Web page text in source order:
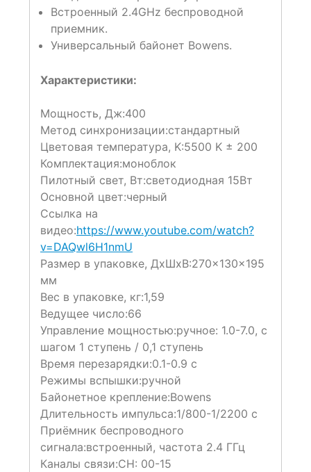
Встроенный 2.4GHz беспроводной
приемник.
Универсальный байонет Bowens.
Характеристики:
Мощность, Дж:400
Метод синхронизации:стандартный
Цветовая температура, K:5500 K ± 200
Комплектация:моноблок
Пилотный свет, Вт:светодиодная 15Вт
Основной цвет:черный
Cсылка на
видео:https://www.youtube.com/watch?
v=DAQwl6H1nmU
Размер в упаковке, ДxШxВ:270×130×195
мм
Вес в упаковке, кг:1,59
Ведущее число:66
Управление мощностью:ручное: 1.0-7.0, с
шагом 1 ступень / 0,1 ступень
Время перезарядки:0.1-0.9 с
Режимы вспышки:ручной
Байонетное крепление:Bowens
Длительность импульса:1/800-1/2200 с
Приёмник беспроводного
сигнала:встроенный, частота 2.4 ГГц
Каналы связи:СН: 00-15